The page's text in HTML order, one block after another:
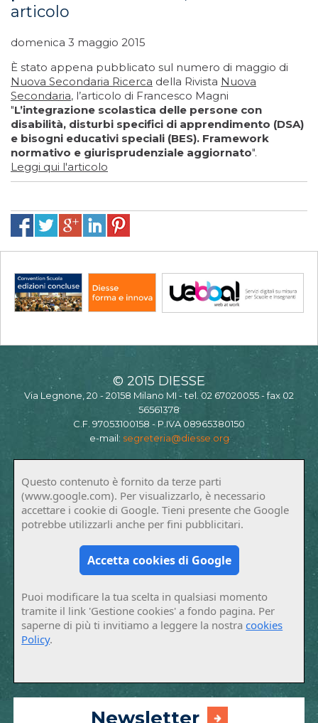
articolo
domenica 3 maggio 2015
È stato appena pubblicato sul numero di maggio di
Nuova Secondaria Ricerca della Rivista Nuova
Secondaria, l’articolo di Francesco Magni
"L’integrazione scolastica delle persone con
disabilità, disturbi specifici di apprendimento (DSA)
e bisogni educativi speciali (BES). Framework
normativo e giurisprudenziale aggiornato".
Leggi qui l'articolo
© 2015 DIESSE
Via Legnone, 20 - 20158 Milano MI - tel. 02 67020055 - fax 02
56561378
C.F. 97053100158 - P.IVA 08965380150
e-mail: segreteria@diesse.org
Questo contenuto è fornito da terze parti
(www.google.com). Per visualizzarlo, è necessario
accettare i cookie di Google. Tieni presente che Google
potrebbe utilizzarli anche per fini pubblicitari.
Accetta cookies di Google
Puoi modificare la tua scelta in qualsiasi momento
tramite il link 'Gestione cookies' a fondo pagina. Per
saperne di più ti invitiamo a leggere la nostracookies
Policy.
Newsletter